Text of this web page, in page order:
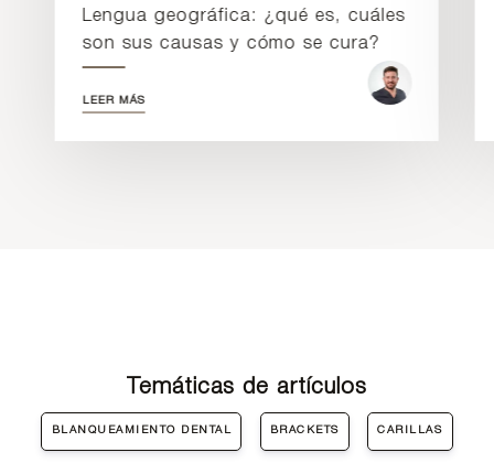
Lengua geográfica: ¿qué es, cuáles
son sus causas y cómo se cura?
LEER MÁS
Temáticas de artículos
BLANQUEAMIENTO DENTAL BRACKETS CARILLAS